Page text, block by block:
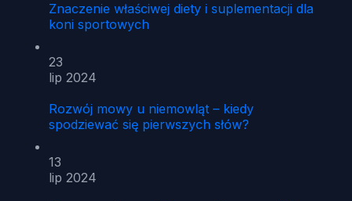
Znaczenie właściwej diety i suplementacji dla
koni sportowych
23
lip 2024
Rozwój mowy u niemowląt – kiedy
spodziewać się pierwszych słów?
13
lip 2024